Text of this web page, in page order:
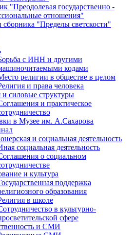
"Преодолевая государственно -
отношения"
сборника "Пределы светскости"
с ИНН и другими
кодами
религии в обществе в целом
и права человека
силовые структуры
и практическое
в Музее им. А.Сахарова
и социальная деятельность
социальная деятельность
о социальном
и культура
поддержка
образования
в школе
в культурно-
сфере
и СМИ